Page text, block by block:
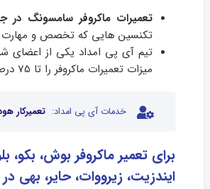
تعمیرات ماکروفر سامسونگ در
تکنسین هایی که تخصص و مهارت
تیم آی پی امداد یکی از اعضای
میزات تعمیرات ماکروفر را تا 75 درصد کاهش دهد.
خدمات آی پی امداد: تعمیرکار
برای تعمیر ماکروفر بوش،
ایندزیت، زیرووات، حایر، بهی